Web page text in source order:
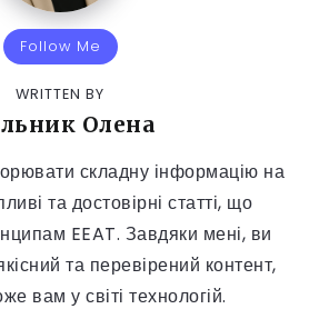
Follow Me
WRITTEN BY
Олена
складну інформацію на
та достовірні статті, що
EEAT. Завдяки мені, ви
та перевірений контент,
вам у світі технологій.